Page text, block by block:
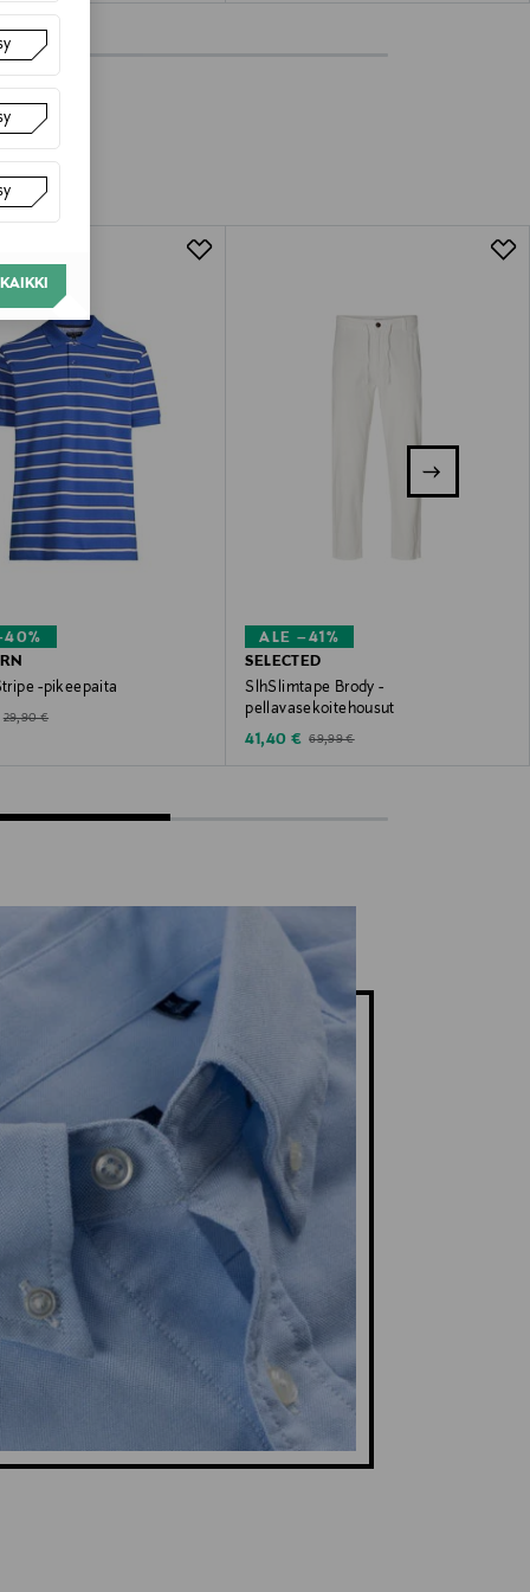
-pikeepaita
Price
Original Price
29,90 €
ALE –41%
SELECTED
SlhSlimtape Brody -
pellavasekoitehousut
Discounted Price
41,40 € Original Price
69,99 €